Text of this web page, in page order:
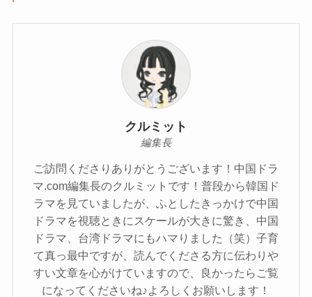
クルミット
編集長
ご訪問くださりありがとうございます！中国ドラ
マ.com編集長のクルミットです！普段から韓国ド
ラマを見ていましたが、ふとしたきっかけで中国
ドラマを視聴ときにスケールが大きに驚き、中国
ドラマ、台湾ドラマにもハマりました（笑）子育
て真っ最中ですが、読んでくださる方に伝わりや
すい文章を心がけていますので、良かったらご覧
になってくださいね♪よろしくお願いします！